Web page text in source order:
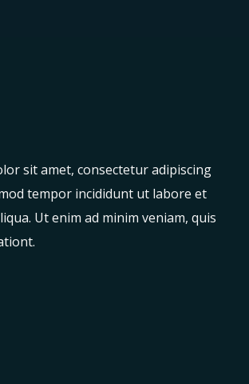
sit amet, consectetur adipiscing
tempor incididunt ut labore et
Ut enim ad minim veniam, quis